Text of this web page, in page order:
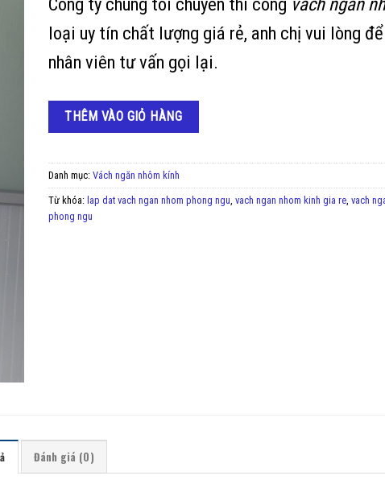
Công ty chúng tôi chuyên thi công vách ngăn
loại uy tín chất lượng giá rẻ, anh chị vui lòng
nhân viên tư vấn gọi lại.
THÊM VÀO GIỎ HÀNG
Danh mục: Vách ngăn nhôm kính
Từ khóa: lap dat vach ngan nhom phong ngu, vach ngan nhom kinh gia re, vach
phong ngu
Đánh giá (0)